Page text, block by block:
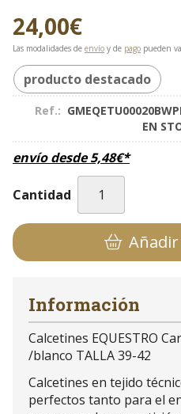
24,00€
Las modalidades de envío y de pago pueden
producto destacado
Ref.:
EN
envío desde5,48€*
Cantidad
Añadir
Información
Calcetines EQUESTRO
/blanco TALLA 39-42
Calcetines en tejido
perfectos tanto para el